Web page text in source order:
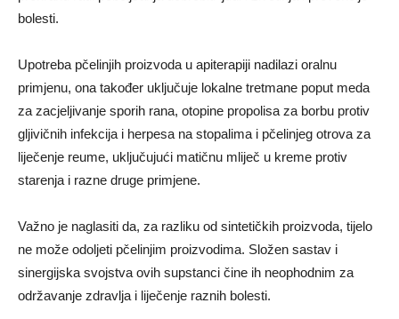
bolesti.
Upotreba pčelinjih proizvoda u apiterapiji nadilazi oralnu
primjenu, ona također uključuje lokalne tretmane poput meda
za zacjeljivanje sporih rana, otopine propolisa za borbu protiv
gljivičnih infekcija i herpesa na stopalima i pčelinjeg otrova za
liječenje reume, uključujući matičnu mliječ u kreme protiv
starenja i razne druge primjene.
Važno je naglasiti da, za razliku od sintetičkih proizvoda, tijelo
ne može odoljeti pčelinjim proizvodima. Složen sastav i
sinergijska svojstva ovih supstanci čine ih neophodnim za
održavanje zdravlja i liječenje raznih bolesti.